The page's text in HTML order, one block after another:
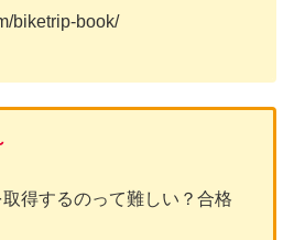
biketrip-book/
得するのって難しい？合格